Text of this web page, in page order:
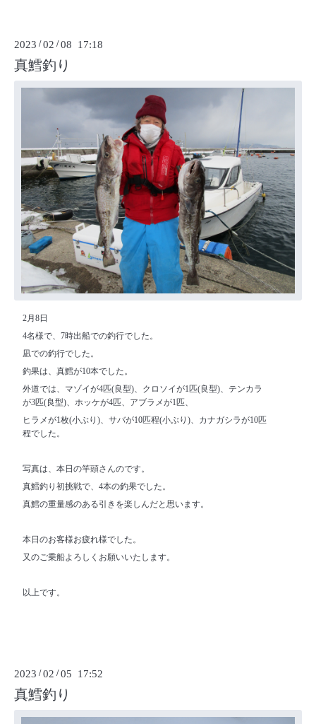
2023 /02 /08 17:18
真鱈釣り
2月8日
4名様で、7時出船での釣行でした。
凪での釣行でした。
釣果は、真鱈が10本でした。
外道では、マゾイが4匹(良型)、クロソイが1匹(良型)、テンカラ
が3匹(良型)、ホッケが4匹、アブラメが1匹、
ヒラメが1枚(小ぶり)、サバが10匹程(小ぶり)、カナガシラが10匹
程でした。
写真は、本日の竿頭さんのです。
真鱈釣り初挑戦で、4本の釣果でした。
真鱈の重量感のある引きを楽しんだと思います。
本日のお客様お疲れ様でした。
又のご乗船よろしくお願いいたします。
以上です。
2023 /02 /05 17:52
真鱈釣り